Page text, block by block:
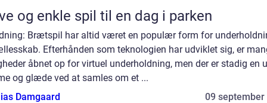
og enkle spil til en dag i parken
Brætspil har altid været en populær form for
Efterhånden som teknologien har udviklet sig, er
åbnet op for virtuel underholdning, men der er stadig en
og glæde ved at samles om et ...
Damgaard
09 september